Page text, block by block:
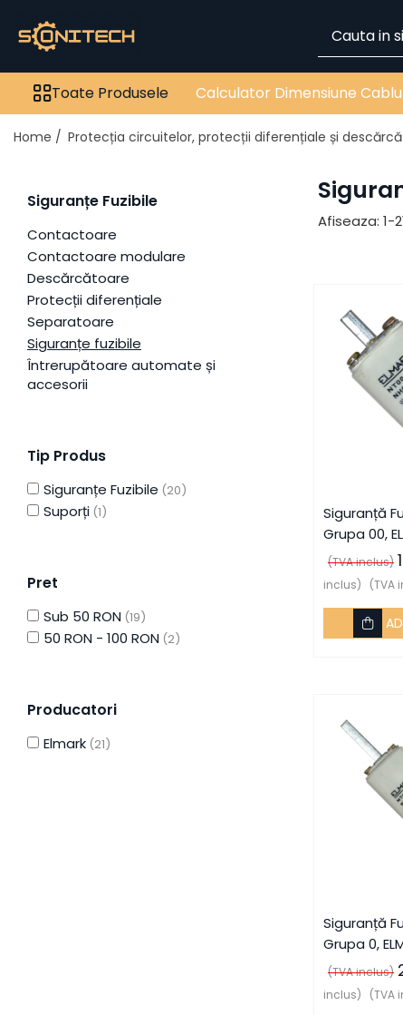
Toate Produsele
FOTOVOLTAICE
ATS / Comutatoare
Cabluri
Componente electrice
Invertoare
Panouri Fotovoltaice
Rack-uri
Sisteme de montaj
Sisteme de prindere
Busbar Șine Conexiuni
Cabluri și accesorii
Accesorii
Pat de cablu PVC
Țeavă PVC și copex
Cofrete, dulapuri și doze
Toate Produsele Calculator Dimensiune
Home / Protecția circuitelor, protecții diferențiale și
Siguranțe Fuzibile
Contactoare
Contactoare modulare
Descărcătoare
Protecții diferențiale
Separatoare
Siguranțe fuzibile
Întrerupătoare automate și
accesorii
Tip Produs
Siguranțe Fuzibile (20)
Suporți (1)
Pret
Sub 50 RON (19)
50 RON - 100 RON (2)
Producatori
Elmark (21)
Afiseaza: 1-
Siguranță
Grupa 00,
(TVA inclus)
inclus)
(TVA
Siguranță
Grupa 0,
(TVA inclus)
inclus)
(TVA